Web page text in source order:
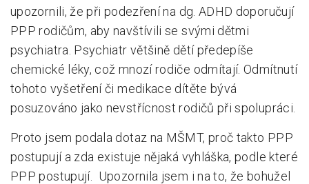
upozornili, že při podezření na dg. ADHD doporučují
PPP rodičům, aby navštívili se svými dětmi
psychiatra. Psychiatr většině dětí předepíše
chemické léky, což mnozí rodiče odmítají. Odmítnutí
tohoto vyšetření či medikace dítěte bývá
posuzováno jako nevstřícnost rodičů při spolupráci.
Proto jsem podala dotaz na MŠMT, proč takto PPP
postupují a zda existuje nějaká vyhláška, podle které
PPP postupují. Upozornila jsem i na to, že bohužel